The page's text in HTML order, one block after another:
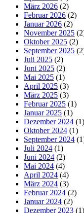
März 2026 (2)
Februar 2026 (2)
Januar 2026 (2)
November 2025
Oktober 2025 (2)
September 2025
Juli 2025 (2)
Juni 2025 (2)
Mai 2025 (1)
April 2025 (3)
März 2025 (3)
Februar 2025 (1)
Januar 2025 (1)
Dezember 2024 (1)
Oktober 2024 (1)
September 2024
Juli 2024 (1)
Juni 2024 (2)
Mai 2024 (4)
April 2024 (4)
März 2024 (3)
Februar 2024 (2)
Januar 2024 (2)
Dezember 2023 (1)